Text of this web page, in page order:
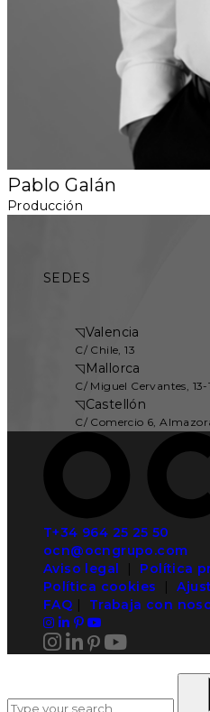
Pablo Galán
Producción
SEDES
◹Valencia
C/ Chile, 13
◹Mallorca
C/ Miguel Cervantes,
◹Castellón
C/ Comercio 6,
T+34 964 25 25 50
ocn@ocngrupo.com
Aviso legal
Política
Política cookies |
FAQ
Trabaja con